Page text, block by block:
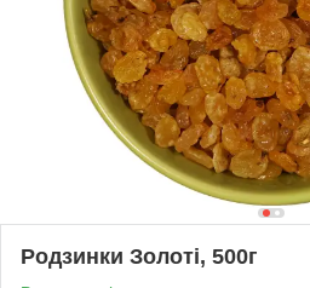
Родзинки Золоті, 500г